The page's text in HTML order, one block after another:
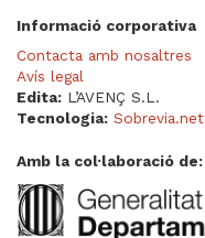
Informació corporativa
Contacta amb nosaltres
Avís legal
Edita: L’AVENÇ S.L.
Tecnologia: Sobrevia.net
Amb la col·laboració de: